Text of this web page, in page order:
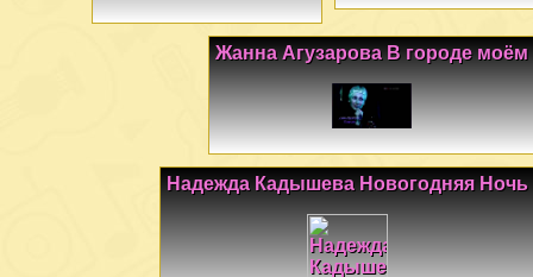
Жанна Агузарова В городе моём
Надежда Кадышева Новогодняя Ночь